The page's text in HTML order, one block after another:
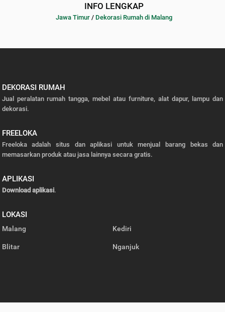
INFO LENGKAP
Jawa Timur / Dekorasi Rumah di Malang
DEKORASI RUMAH
Jual peralatan rumah tangga, mebel atau furniture, alat dapur, lampu dan
dekorasi.
FREELOKA
Freeloka adalah situs dan aplikasi untuk menjual barang bekas dan
memasarkan produk atau jasa lainnya secara gratis.
APLIKASI
Download aplikasi.
LOKASI
Malang Kediri
Blitar Nganjuk